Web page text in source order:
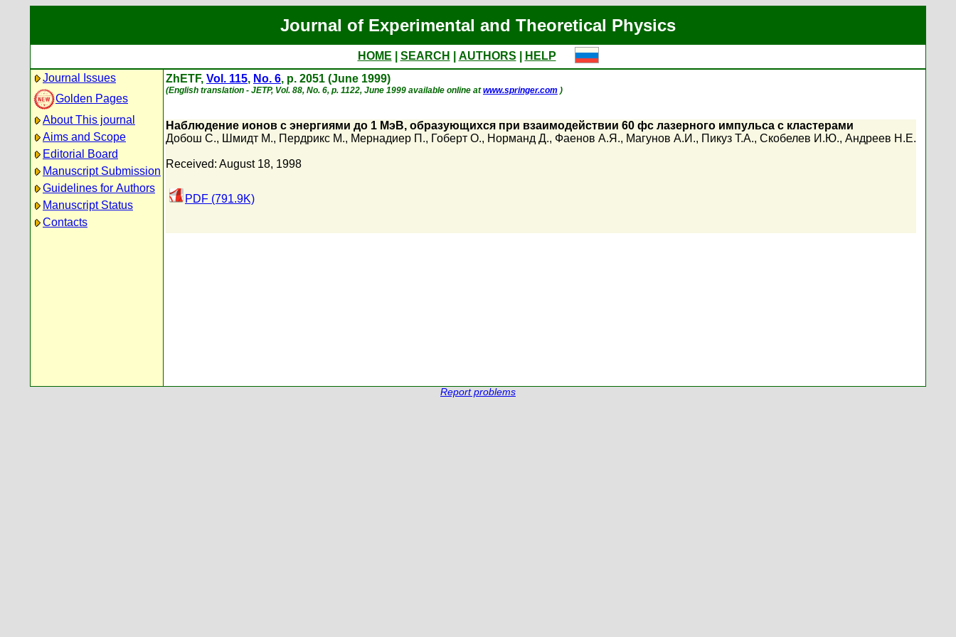
Journal of Experimental and Theoretical Physics
HOME SEARCH AUTHORS
HELP
Journal Issues
Golden Pages
About This journal
Aims and Scope
Editorial Board
Manuscript Submission
Guidelines for Authors
Manuscript Status
Contacts
ZhETF, Vol. 115, No. 6, p. 2051 (June 1999)
(English translation - JETP, Vol. 88, No. 6, p. 1122, June 1999 available online atwww.springer.com )
Наблюдение ионов с энергиями до 1 МэВ, образующихся при взаимодействии 60 фс лазерного импульса с кластерами
Добош С., Шмидт М., Пердрикс М., Мернадиер П., Гоберт О., Норманд Д., Фаенов А.Я., Магунов А.И., Пикуз Т.А., Скобелев И.Ю., Андреев Н.Е.
Received: August 18, 1998
PDF (791.9K)
Report problems